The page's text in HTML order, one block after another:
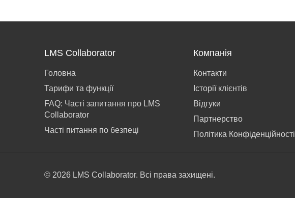
LMS Collaborator
Головна
Тарифи та функції
FAQ: Часті запитання про LMS
Collaborator
Часті питання по безпеці
Компанія
Контакти
Історії клієнтів
Відгуки
Партнерство
Політика Конфіденційності
© 2026 LMS Collaborator. Всі права захищені.